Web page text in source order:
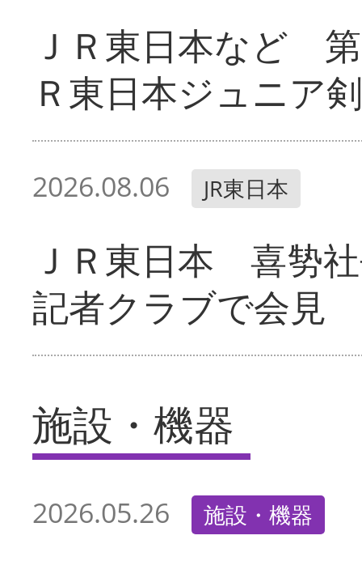
ＪＲ東日本など
Ｒ東日本ジュニア
2026.08.06 JR東日本
ＪＲ東日本 喜㔟
記者クラブで会見
施設・機器
2026.05.26 施設・機器